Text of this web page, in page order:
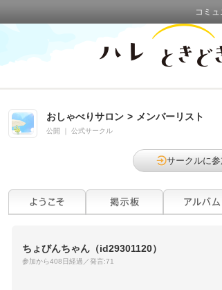
コミ
おしゃべりサロン > メンバーリスト
公開 公式サークル
サークルに
ちょびんちゃん （id29301120）
参加から408日経過／発言:71